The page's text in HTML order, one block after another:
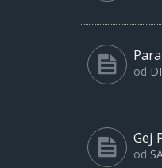
od
Gej
od